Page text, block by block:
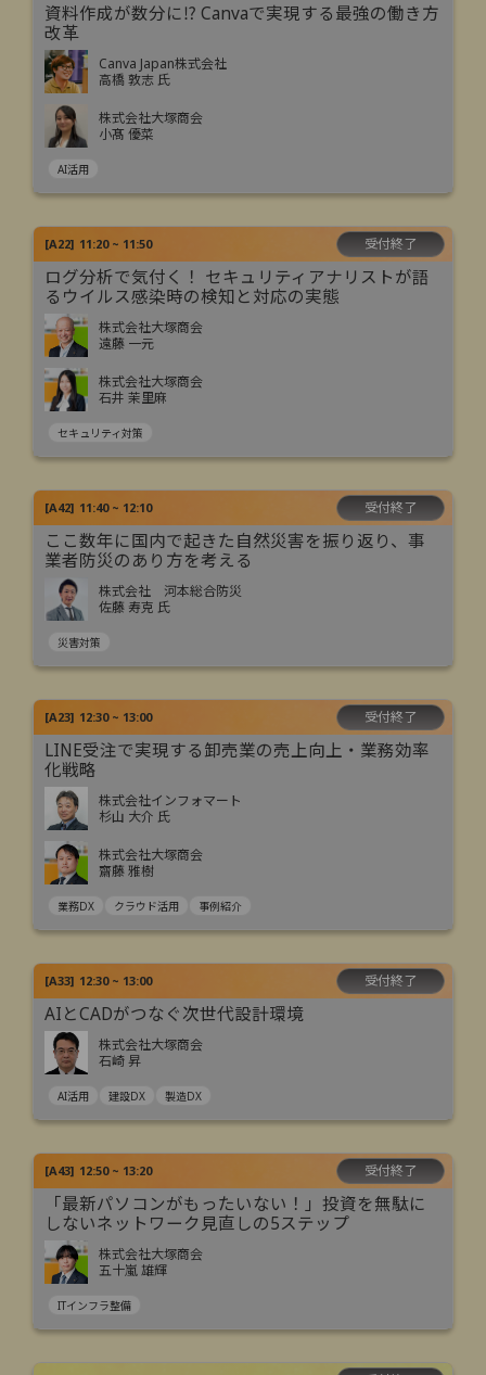
資料作成が数分に⁉ Canvaで実現する最強の働き方
改革
Canva Japan株式会社
高橋 敦志 氏
株式会社大塚商会
小髙 優菜
AI活用
[A22] 11:20 ~ 11:50 受付終了
ログ分析で気付く！ セキュリティアナリストが語
るウイルス感染時の検知と対応の実態
株式会社大塚商会
遠藤 一元
株式会社大塚商会
石井 茉里麻
セキュリティ対策
[A42] 11:40 ~ 12:10 受付終了
ここ数年に国内で起きた自然災害を振り返り、事
業者防災のあり方を考える
株式会社 河本総合防災
佐藤 寿克 氏
災害対策
[A23] 12:30 ~ 13:00 受付終了
LINE受注で実現する卸売業の売上向上・業務効率
化戦略
株式会社インフォマート
杉山 大介 氏
株式会社大塚商会
齋藤 雅樹
業務DX クラウド活用 事例紹介
[A33] 12:30 ~ 13:00 受付終了
AIとCADがつなぐ次世代設計環境
株式会社大塚商会
石崎 昇
AI活用 建設DX 製造DX
[A43] 12:50 ~ 13:20 受付終了
「最新パソコンがもったいない！」投資を無駄に
しないネットワーク見直しの5ステップ
株式会社大塚商会
五十嵐 雄輝
ITインフラ整備